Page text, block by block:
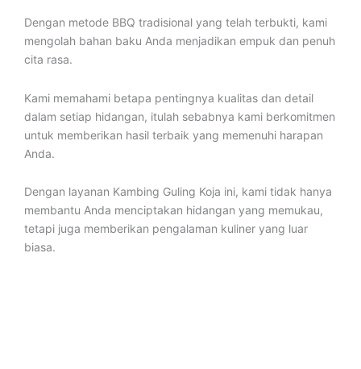
Dengan metode BBQ tradisional yang telah terbukti, kami
mengolah bahan baku Anda menjadikan empuk dan penuh
cita rasa.
Kami memahami betapa pentingnya kualitas dan detail
dalam setiap hidangan, itulah sebabnya kami berkomitmen
untuk memberikan hasil terbaik yang memenuhi harapan
Anda.
Dengan layanan Kambing Guling Koja ini, kami tidak hanya
membantu Anda menciptakan hidangan yang memukau,
tetapi juga memberikan pengalaman kuliner yang luar
biasa.